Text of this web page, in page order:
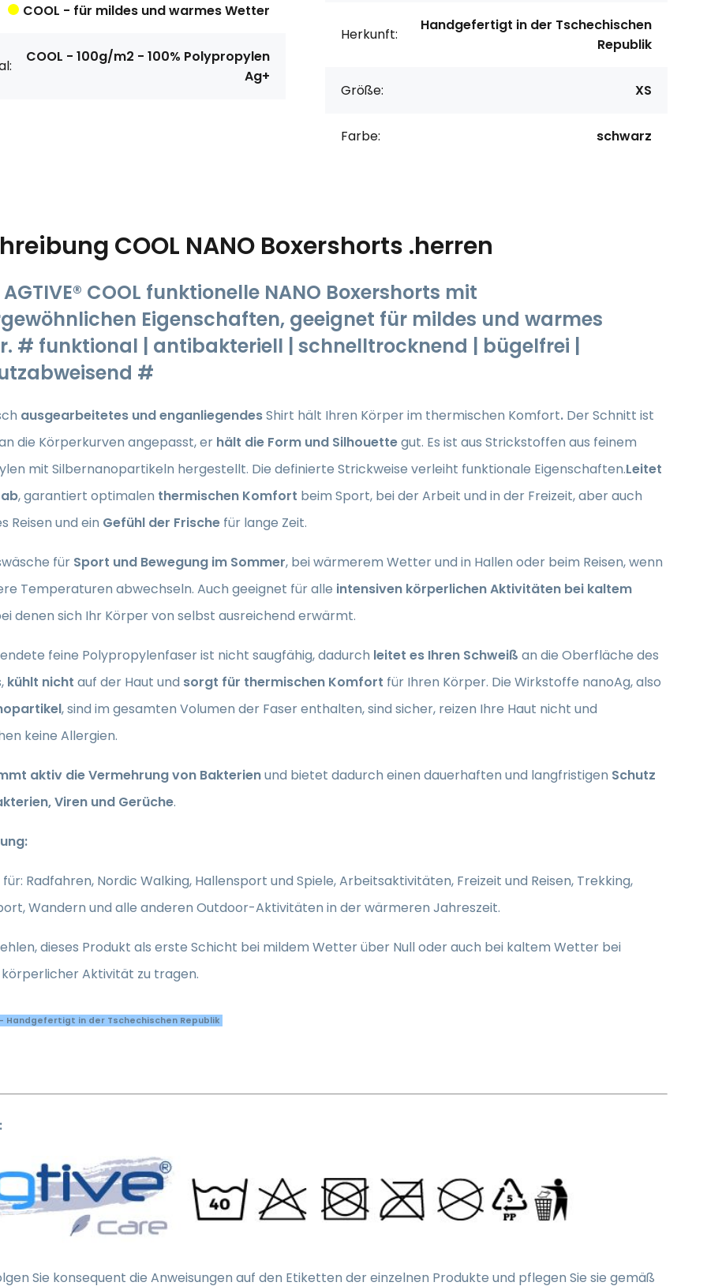
COOL - für mildes und warmes Wetter
COOL - 100g/m2 - 100% Polypropylen
Ag+
Herkunft:
Handgefertigt in der Tschechischen
Republik
Größe: XS
Farbe: schwarz
COOL NANO Boxershorts .herren
AGTIVE® COOL funktionelle NANO Boxershorts mit
Eigenschaften, geeignet für mildes und warmes
# funktional | antibakteriell | schnelltrocknend | bügelfrei |
#
ausgearbeitetes und enganliegendesShirt hält Ihren Körper im thermischen Komfort. Der Schnitt ist
die Körperkurven angepasst, er hält die Form und Silhouettegut. Es ist aus Strickstoffen aus feinem
mit Silbernanopartikeln hergestellt. Die definierte Strickweise verleiht funktionale Eigenschaften.Leitet
, garantiert optimalen thermischen Komfort beim Sport, bei der Arbeit und in der Freizeit, aber auch
Reisen und ein Gefühl der Frische für lange Zeit.
für Sport und Bewegung im Sommer, bei wärmerem Wetter und in Hallen oder beim Reisen, wenn
Temperaturen abwechseln. Auch geeignet für alle intensiven körperlichen Aktivitäten bei kaltem
denen sich Ihr Körper von selbst ausreichend erwärmt.
feine Polypropylenfaser ist nicht saugfähig, dadurch leitet es Ihren Schweiß an die Oberfläche des
kühlt nicht auf der Haut und sorgt für thermischen Komfort für Ihren Körper. Die Wirkstoffe nanoAg, also
, sind im gesamten Volumen der Faser enthalten, sind sicher, reizen Ihre Haut nicht und
keine Allergien.
aktiv die Vermehrung von Bakterienund bietet dadurch einen dauerhaften und langfristigen Schutz
Viren und Gerüche.
Radfahren, Nordic Walking, Hallensport und Spiele, Arbeitsaktivitäten, Freizeit und Reisen, Trekking,
Wandern und alle anderen Outdoor-Aktivitäten in der wärmeren Jahreszeit.
dieses Produkt als erste Schicht bei mildem Wetter über Null oder auch bei kaltem Wetter bei
Aktivität zu tragen.
- Handgefertigt in der Tschechischen Republik
Sie konsequent die Anweisungen auf den Etiketten der einzelnen Produkte und pflegen Sie sie gemäß